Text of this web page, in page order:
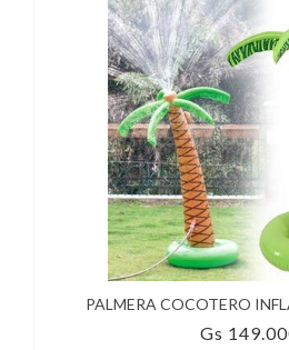
PALMERA COCOTERO
Gs